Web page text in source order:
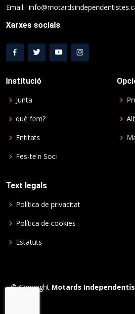
Email:
Xarxes socials
Institució
Junta
què fem?
Entitats
Fes-te'n Soci
Text legals
Política de privacitat
Política de cookies
Estatuts
© Copyright Motards